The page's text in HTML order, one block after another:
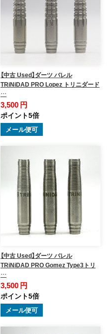
【中古 Used】ダーツ バレル
TRiNiDAD PRO Lopez トリニダード
…
3,500 円
ポイント5倍
メール便可
【中古 Used】ダーツ バレル
TRiNiDAD PRO Gomez Type3トリ
…
3,500 円
ポイント5倍
メール便可